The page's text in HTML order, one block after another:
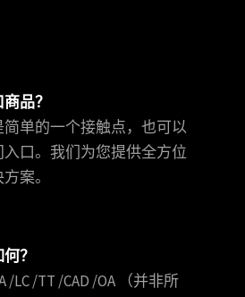
品？
单的一个接触点，也可以
口。我们为您提供全方位
案。
？
/LC /TT /CAD /OA （并非所